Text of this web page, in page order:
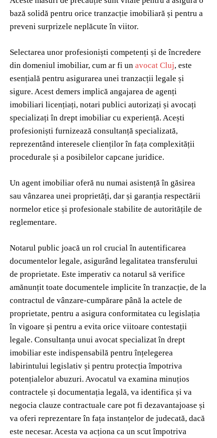
bază solidă pentru orice tranzacție imobiliară și pentru a
preveni surprizele neplăcute în viitor.
Selectarea unor profesioniști competenți și de încredere
din domeniul imobiliar, cum ar fi un avocat Cluj, este
esențială pentru asigurarea unei tranzacții legale și
sigure. Acest demers implică angajarea de agenți
imobiliari licențiați, notari publici autorizați și avocați
specializați în drept imobiliar cu experiență. Acești
profesioniști furnizează consultanță specializată,
reprezentând interesele clienților în fața complexității
procedurale și a posibilelor capcane juridice.
Un agent imobiliar oferă nu numai asistență în găsirea
sau vânzarea unei proprietăți, dar și garanția respectării
normelor etice și profesionale stabilite de autoritățile de
reglementare.
Notarul public joacă un rol crucial în autentificarea
documentelor legale, asigurând legalitatea transferului
de proprietate. Este imperativ ca notarul să verifice
amănunțit toate documentele implicite în tranzacție, de la
contractul de vânzare-cumpărare până la actele de
proprietate, pentru a asigura conformitatea cu legislația
în vigoare și pentru a evita orice viitoare contestații
legale. Consultanța unui avocat specializat în drept
imobiliar este indispensabilă pentru înțelegerea
labirintului legislativ și pentru protecția împotriva
potențialelor abuzuri. Avocatul va examina minuțios
contractele și documentația legală, va identifica și va
negocia clauze contractuale care pot fi dezavantajoase și
va oferi reprezentare în fața instanțelor de judecată, dacă
este necesar. Acesta va acționa ca un scut împotriva